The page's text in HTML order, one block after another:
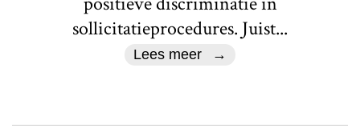
sollicitatieprocedures. Juist...
Lees meer